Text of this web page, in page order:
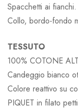
Spacchetti ai
Collo, bordo-fondo
TESSUTO
100% COTONE
Candeggio bianco
Colore reattivo su
PIQUET in filato